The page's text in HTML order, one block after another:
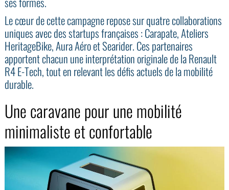
Le cœur de cette campagne repose sur quatre collaborations
uniques avec des startups françaises : Carapate, Ateliers
HeritageBike, Aura Aéro et Searider. Ces partenaires
apportent chacun une interprétation originale de la Renault
R4 E-Tech, tout en relevant les défis actuels de la mobilité
durable.
Une caravane pour une mobilité
minimaliste et confortable